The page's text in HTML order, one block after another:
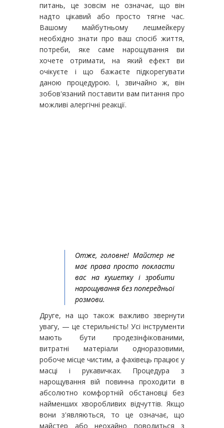
питань, це зовсім не означає, що він
надто цікавий або просто тягне час.
Вашому майбутньому лешмейкеру
необхідно знати про ваш спосіб життя,
потреби, яке саме нарощування ви
хочете отримати, на який ефект ви
очікуєте і що бажаєте підкорегувати
даною процедурою. І, звичайно ж, він
зобов'язаний поставити вам питання про
можливі алергічні реакції.
Отже, головне! Майстер не
має права просто покласти
вас на кушетку і зробити
нарощування без попередньої
розмови.
Друге, на що також важливо звернути
увагу, — це стерильність! Усі інструменти
мають бути продезінфікованими,
витратні матеріали одноразовими,
робоче місце чистим, а фахівець працює у
масці і рукавичках. Процедура з
нарощування вій повинна проходити в
абсолютно комфортній обстановці без
найменших хворобливих відчуттів. Якщо
вони з'являються, то це означає, що
майстер або неохайно поводиться з